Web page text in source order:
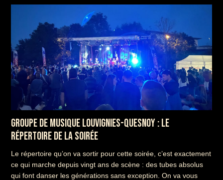
GROUPE DE MUSIQUE LOUVIGNIES-QUESNOY : LE
RÉPERTOIRE DE LA SOIRÉE
Le répertoire qu’on va sortir pour cette soirée, c’est exactement
ce qui marche depuis vingt ans de scène : des tubes absolus
qui font danser les générations sans exception. On va vous